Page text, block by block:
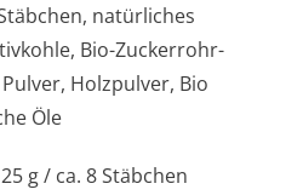
natürliches
Bio-Zuckerrohr-
Holzpulver, Bio
Öle
25 g / ca. 8 Stäbchen